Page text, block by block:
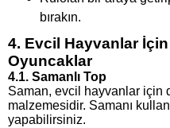
bırakın.
4. Evcil Hayvanlar İçin
Oyuncaklar
4.1. Samanlı Top
Saman, evcil hayvanlar için
malzemesidir. Samanı
yapabilirsiniz.